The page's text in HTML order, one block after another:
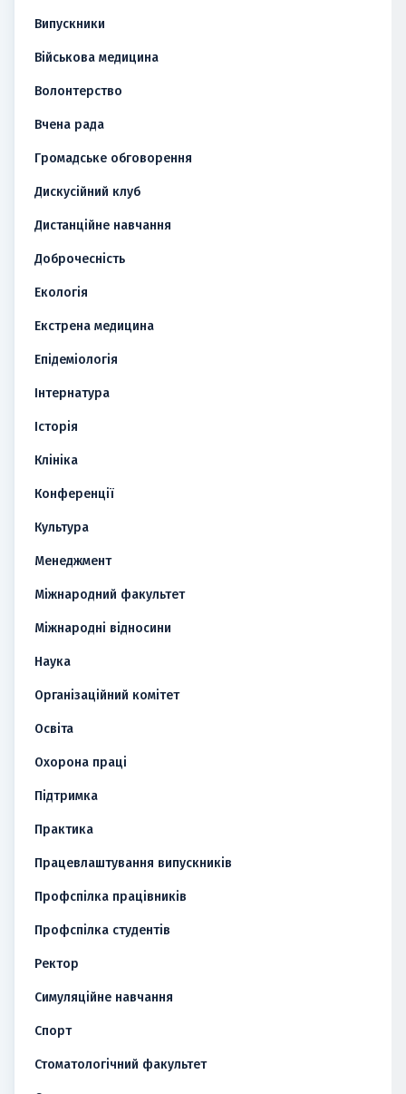
Випускники
Військова медицина
Волонтерство
Вчена рада
Громадське обговорення
Дискусійний клуб
Дистанційне навчання
Доброчесність
Екологія
Екстрена медицина
Епідеміологія
Інтернатура
Історія
Клініка
Конференції
Культура
Менеджмент
Міжнародний факультет
Міжнародні відносини
Наука
Організаційний комітет
Освіта
Охорона праці
Підтримка
Практика
Працевлаштування випускників
Профспілка працівників
Профспілка студентів
Ректор
Симуляційне навчання
Спорт
Стоматологічний факультет